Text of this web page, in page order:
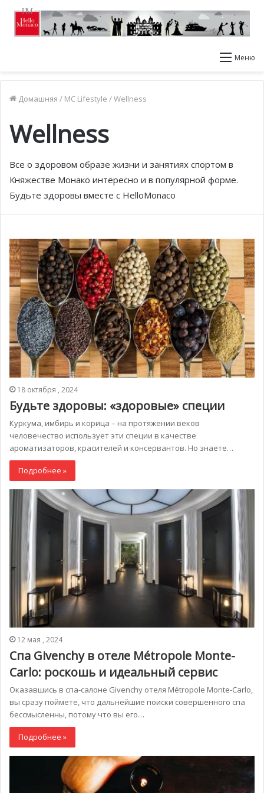
Меню
Домашняя / MC Lifestyle /Wellness
Wellness
Все о здоровом образе жизни и занятиях спортом в
Княжестве Монако интересно и в популярной форме.
Будьте здоровы вместе с HelloMonaco
18 октября , 2024
Будьте здоровы: «здоровые» специи
Куркума, имбирь и корица – на протяжении веков
человечество использует эти специи в качестве
ароматизаторов, красителей и консервантов. Но знаете…
Подробнее »
12 мая , 2024
Спа Givenchy в отеле Métropole Monte-
Carlo: роскошь и идеальный сервис
Оказавшись в спа-салоне Givenchy отеля Métropole Monte-Carlo,
вы сразу поймете, что дальнейшие поиски совершенного спа
бессмысленны, потому что вы его…
Подробнее »